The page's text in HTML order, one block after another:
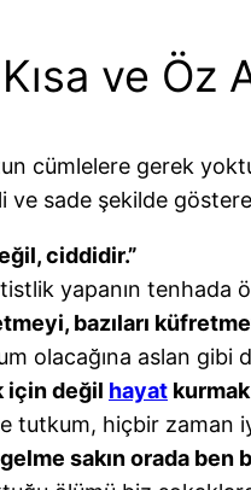
ve Öz
cümlelere gerek
ve sade şekilde
ciddidir.”
yapanın tenhada
bazıları
olacağına aslan gibi
için değil hayat
tutkum, hiçbir zaman
sakın orada ben